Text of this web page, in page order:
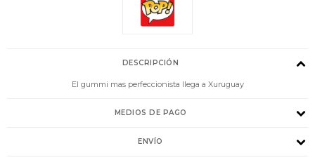
DESCRIPCIÓN
El gummi mas perfeccionista llega a Xuruguay
MEDIOS DE PAGO
ENVÍO